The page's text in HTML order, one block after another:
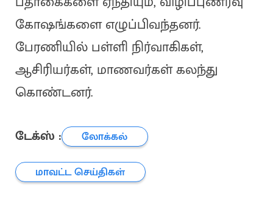
கோஷங்களை எழுப்பிவந்தனர்.
பேரணியில் பள்ளி நிர்வாகிகள்,
ஆசிரியர்கள், மாணவர்கள் கலந்து
கொண்டனர்.
டேக்ஸ் :
லோக்கல்
மாவட்ட செய்திகள்